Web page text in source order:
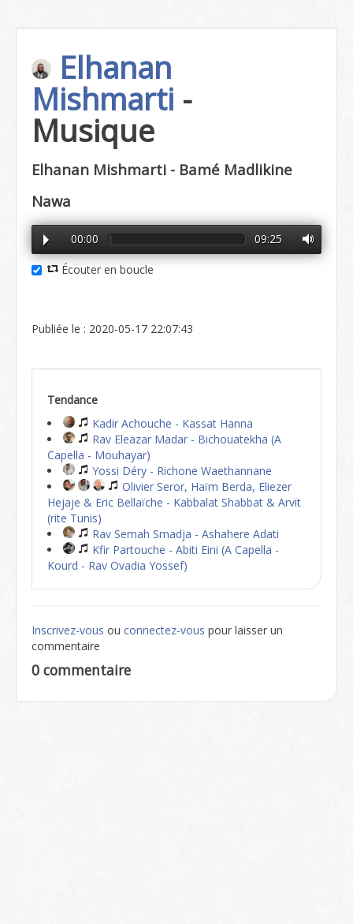
Elhanan
Mishmarti -
Musique
Elhanan Mishmarti - Bamé Madlikine
Nawa
00:00 09:25
Écouter en boucle
Publiée le : 2020-05-17 22:07:43
Tendance
Kadir Achouche - Kassat Hanna
Rav Eleazar Madar - Bichouatekha (A
Capella - Mouhayar)
Yossi Déry - Richone Waethannane
Olivier Seror, Haïm Berda, Eliezer
Hejaje & Eric Bellaïche - Kabbalat Shabbat & Arvit
(rite Tunis)
Rav Semah Smadja - Ashahere Adati
Kfir Partouche - Abiti Eini (A Capella -
Kourd - Rav Ovadia Yossef)
Inscrivez-vous ou connectez-vous pour laisser un
commentaire
0 commentaire